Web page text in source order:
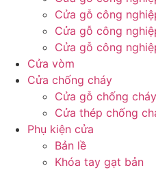
Cửa gỗ công
Cửa gỗ công
Cửa gỗ công
Cửa vòm
Cửa chống cháy
Cửa gỗ chống cháy
Cửa thép chống
Phụ kiện cửa
Bản lề
Khóa tay gạt bản